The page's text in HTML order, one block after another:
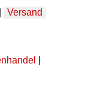
Versand